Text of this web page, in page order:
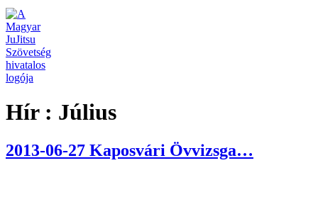
Hír : Július
2013-06-27 Kaposvári Övvizsga…